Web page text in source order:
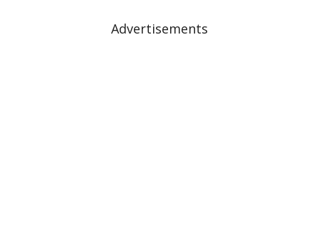
Advertisements